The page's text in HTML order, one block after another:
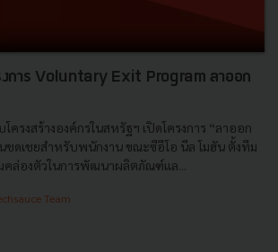
งการ Voluntary Exit Program ลาออก
ครงสร้างองค์กรในสหรัฐฯ เปิดโครงการ “ลาออก
ชดเชยสำหรับพนักงาน ขณะซีอีโอ นีล โมฮัน ตั้งทีม
คล่องตัวในการพัฒนาผลิตภัณฑ์แล...
Team